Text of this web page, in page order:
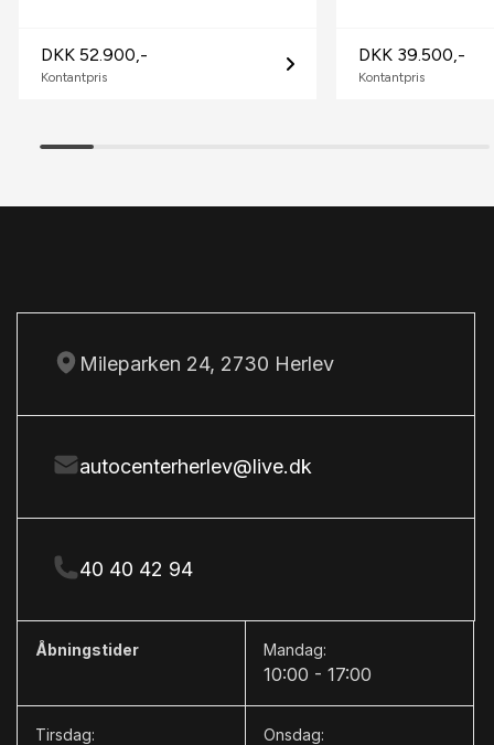
Splitbagsæder
Stofsæder
USB tilslutning
DKK 52.900,-
Kontantpris
DKK 39.500,-
Kontantpris
Mileparken 24, 2730 Herlev
autocenterherlev@live.dk
40 40 42 94
Åbningstider Mandag:
10:00 - 17:00
Tirsdag: Onsdag: